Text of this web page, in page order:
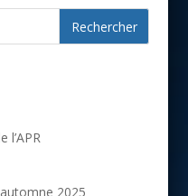
l’APR
2025